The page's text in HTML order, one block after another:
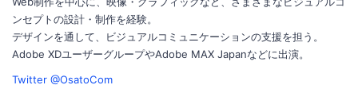
ンセプトの設計・制作を経験。
デザインを通して、ビジュアルコミュニケーションの支援を担う。
Adobe XDユーザーグループやAdobe MAX Japanなどに出演。
Twitter @OsatoCom